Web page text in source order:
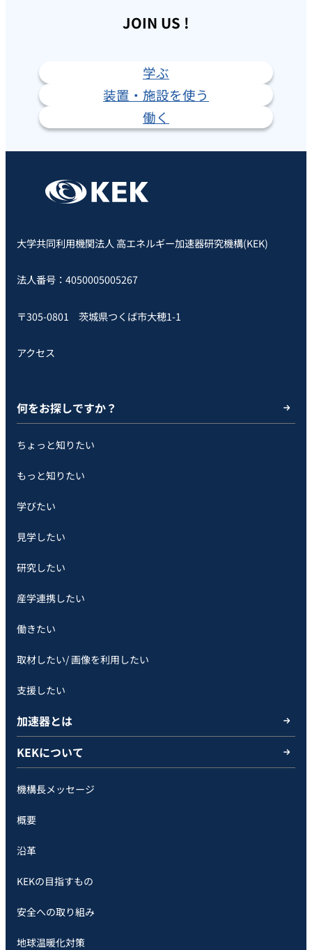
JOIN US !
学ぶ
装置・施設を使う
働く
大学共同利用機関法人 高エネルギー加速器研究機構(KEK)
法人番号：4050005005267
〒305-0801 茨城県つくば市大穂1-1
アクセス
何をお探しですか？
ちょっと知りたい
もっと知りたい
学びたい
見学したい
研究したい
産学連携したい
働きたい
取材したい/ 画像を利用したい
支援したい
加速器とは
KEKについて
機構長メッセージ
概要
沿革
KEKの目指すもの
安全への取り組み
地球温暖化対策